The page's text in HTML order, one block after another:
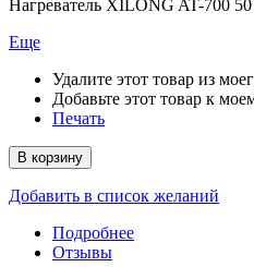
Нагреватель XILONG AT-700
Еще
Удалите этот товар из
Добавьте этот товар к
Печать
В корзину
Добавить в список желаний
Подробнее
Отзывы